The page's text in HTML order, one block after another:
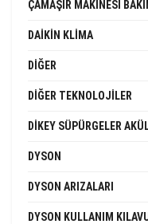
ÇAMAŞIR MAKINESI
DAIKIN KLIMA
DIĞER
DIĞER TEKNOLOJILER
DIKEY SÜPÜRGELER
DYSON
DYSON ARIZALARI
DYSON KULLANIM